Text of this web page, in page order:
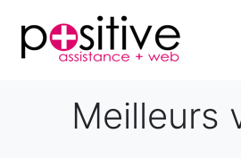
Meilleurs